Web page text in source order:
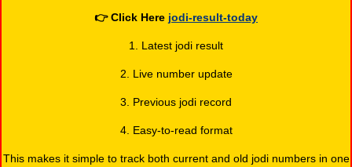
👉Click Here jodi-result-today
1. Latest jodi result
2. Live number update
3. Previous jodi record
4. Easy-to-read format
This makes it simple to track both current and old jodi numbers in one